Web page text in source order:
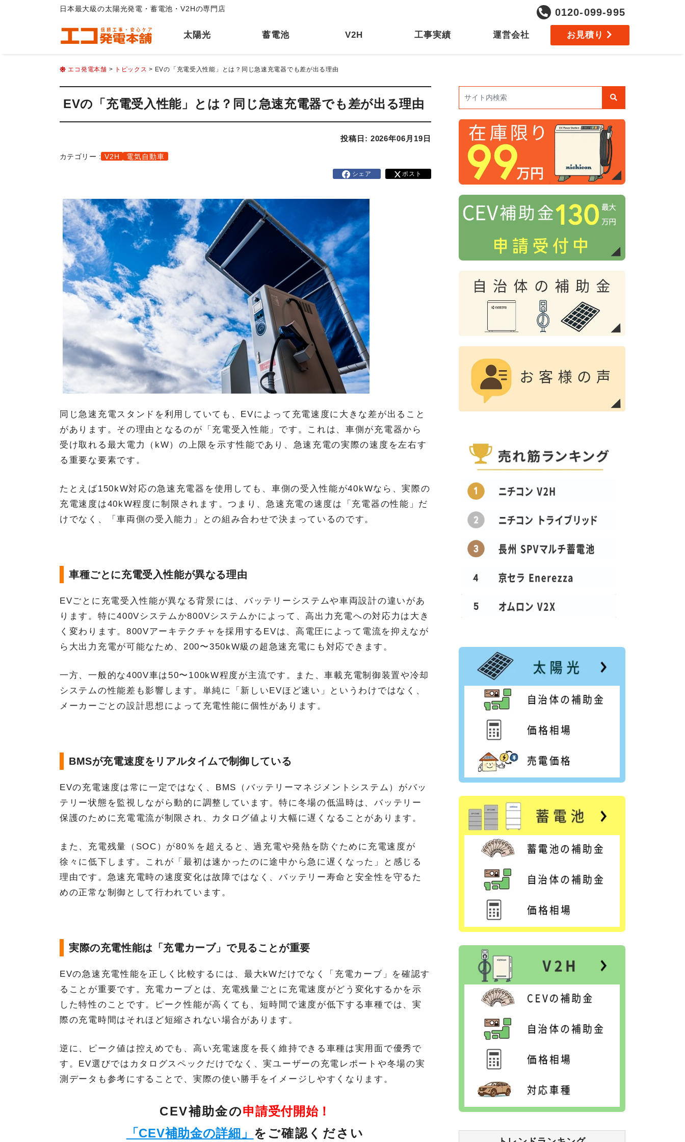
日本最大級の太陽光発電・蓄電池・V2Hの専門店 0120-099-995
太陽光 蓄電池 V2H 工事実績 運営会社 お見積り
エコ発電本舗 > トピックス > EVの「充電受入性能」とは？同じ急速充電器でも差が出る理由
EVの「充電受入性能」とは？同じ急速充電器でも差が出る理由
投稿日: 2026年06月19日
カテゴリー : V2H 電気自動車
シェア ポスト
同じ急速充電スタンドを利用していても、EVによって充電速度に大きな差が出ること
があります。その理由となるのが「充電受入性能」です。これは、車側が充電器から
受け取れる最大電力（kW）の上限を示す性能であり、急速充電の実際の速度を左右す
る重要な要素です。
たとえば150kW対応の急速充電器を使用しても、車側の受入性能が40kWなら、実際の
充電速度は40kW程度に制限されます。つまり、急速充電の速度は「充電器の性能」だ
けでなく、「車両側の受入能力」との組み合わせで決まっているのです。
車種ごとに充電受入性能が異なる理由
EVごとに充電受入性能が異なる背景には、バッテリーシステムや車両設計の違いがあ
ります。特に400Vシステムか800Vシステムかによって、高出力充電への対応力は大き
く変わります。800Vアーキテクチャを採用するEVは、高電圧によって電流を抑えなが
ら大出力充電が可能なため、200〜350kW級の超急速充電にも対応できます。
一方、一般的な400V車は50〜100kW程度が主流です。また、車載充電制御装置や冷却
システムの性能差も影響します。単純に「新しいEVほど速い」というわけではなく、
メーカーごとの設計思想によって充電性能に個性があります。
BMSが充電速度をリアルタイムで制御している
EVの充電速度は常に一定ではなく、BMS（バッテリーマネジメントシステム）がバッ
テリー状態を監視しながら動的に調整しています。特に冬場の低温時は、バッテリー
保護のために充電電流が制限され、カタログ値より大幅に遅くなることがあります。
また、充電残量（SOC）が80％を超えると、過充電や発熱を防ぐために充電速度が
徐々に低下します。これが「最初は速かったのに途中から急に遅くなった」と感じる
理由です。急速充電時の速度変化は故障ではなく、バッテリー寿命と安全性を守るた
めの正常な制御として行われています。
実際の充電性能は「充電カーブ」で見ることが重要
EVの急速充電性能を正しく比較するには、最大kWだけでなく「充電カーブ」を確認す
ることが重要です。充電カーブとは、充電残量ごとに充電速度がどう変化するかを示
した特性のことです。ピーク性能が高くても、短時間で速度が低下する車種では、実
際の充電時間はそれほど短縮されない場合があります。
逆に、ピーク値は控えめでも、高い充電速度を長く維持できる車種は実用面で優秀で
す。EV選びではカタログスペックだけでなく、実ユーザーの充電レポートや冬場の実
測データも参考にすることで、実際の使い勝手をイメージしやすくなります。
CEV補助金の申請受付開始！
「CEV補助金の詳細」 をご確認ください
検索: